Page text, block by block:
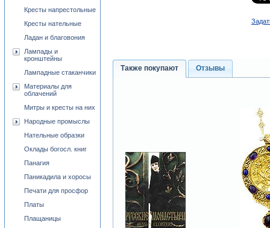
Также покупают Отзывы
Кресты напрестольные
Кресты нательные
Ладан и благовония
Лампады и
кронштейны
Лампадные стаканчики
Материалы для
облачений
Митры и кресты на них
Народные промыслы
Нательные образки
Оклады богосл. книг
Панагия
Паникадила и хоросы
Печати для просфор
Платы
Плащаницы